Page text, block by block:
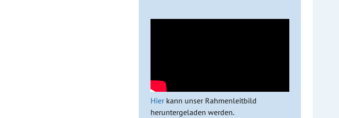
Hierkann unser Rahmenleitbild
heruntergeladen werden.